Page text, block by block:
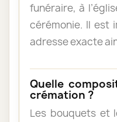
funéraire, à
cérémonie. Il est
adresse exacte
Quelle
crémation ?
Les bouquets et